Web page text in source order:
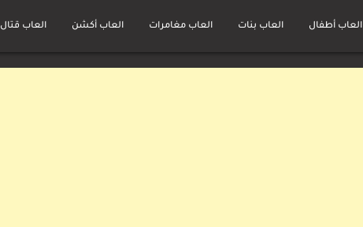
العاب أطفال العاب بنات العاب مغامرات العاب أكشن العاب قتال